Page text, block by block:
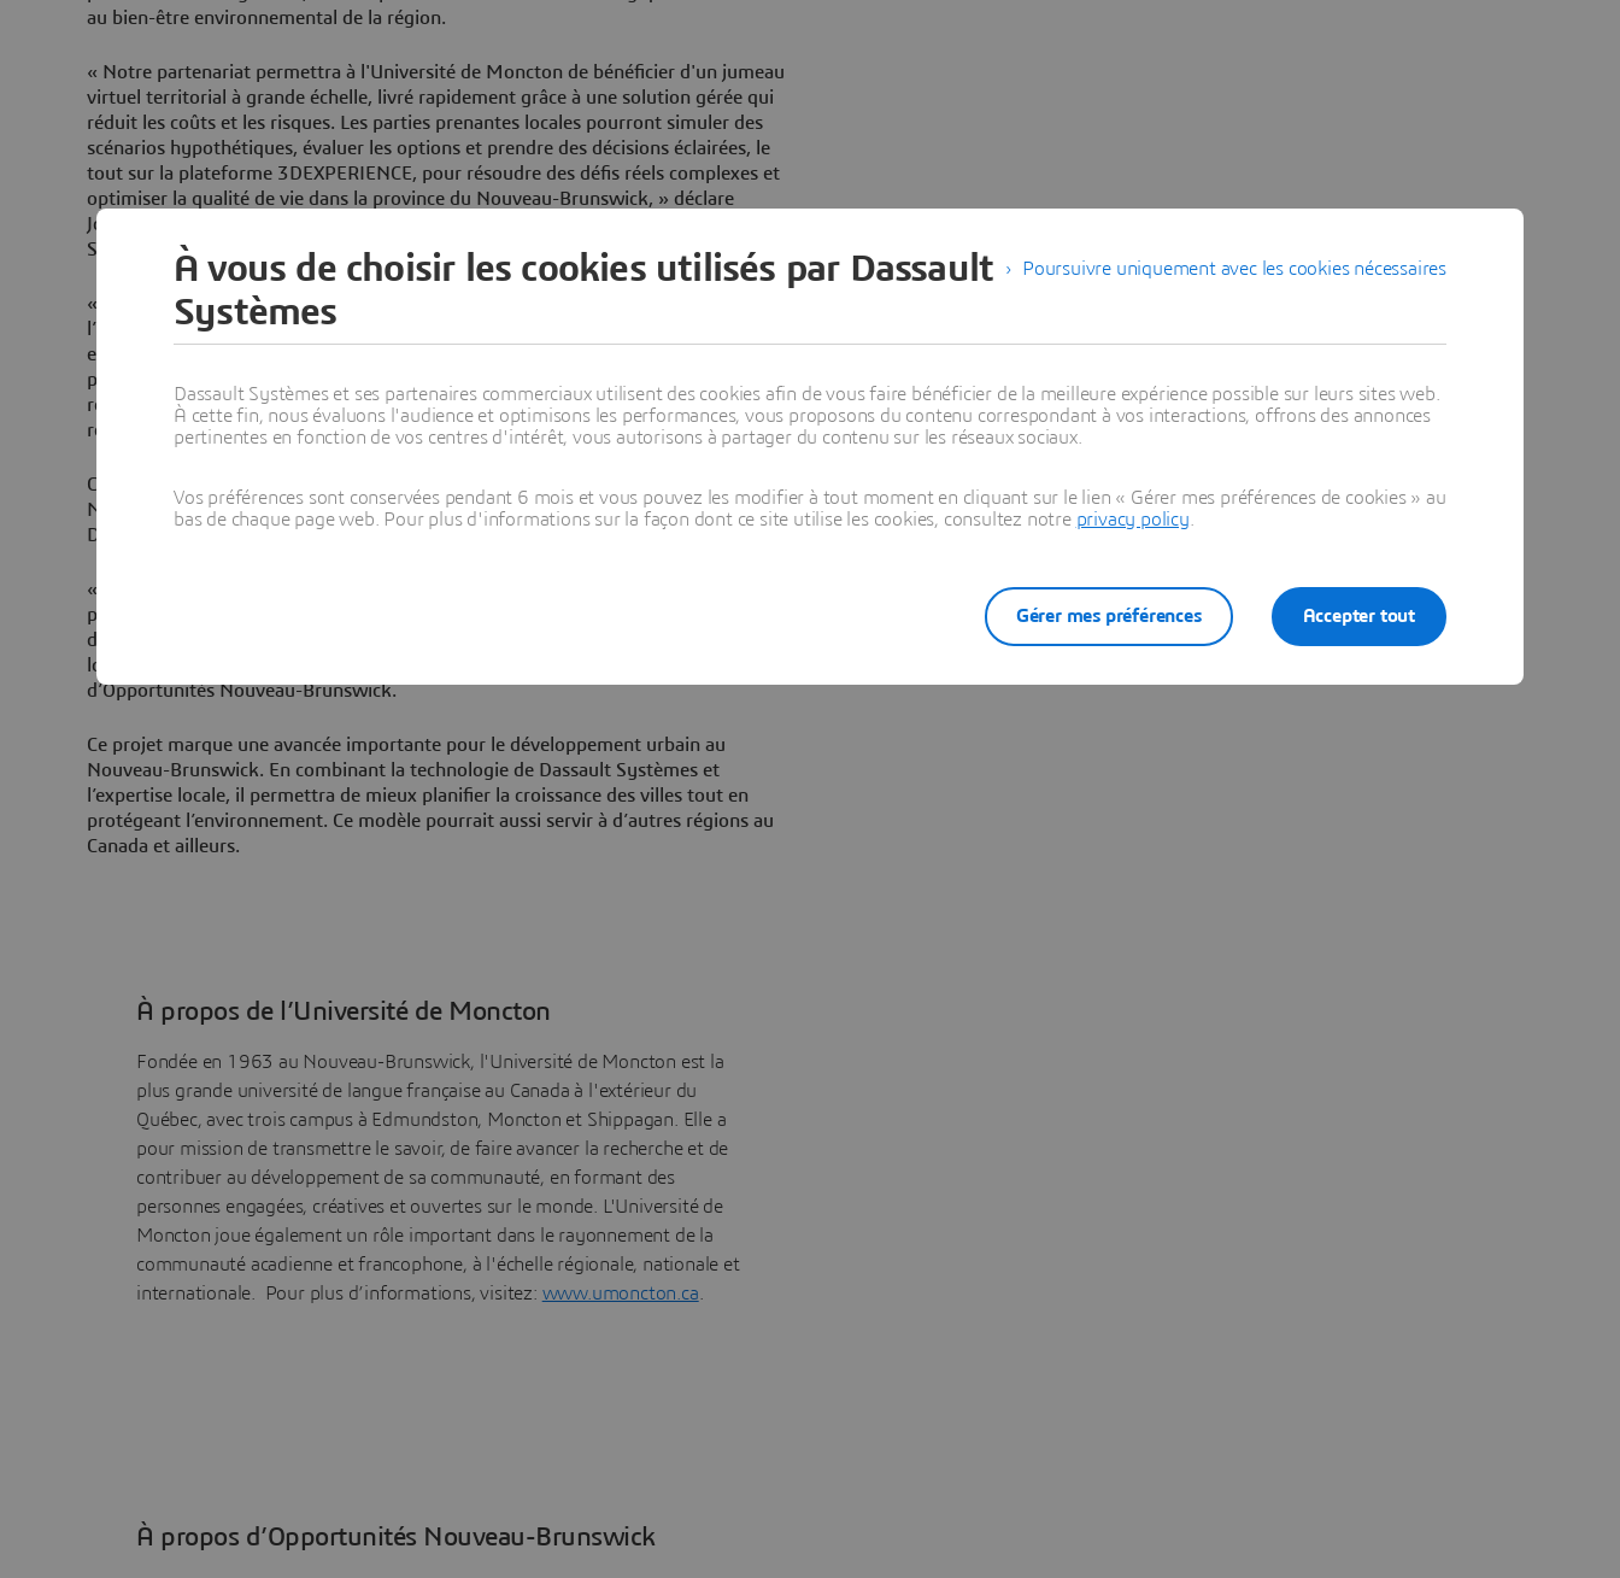
au bien-être environnemental de la région.
« Notre partenariat permettra à l'Université de Moncton de bénéficier d'un jumeau
virtuel territorial à grande échelle, livré rapidement grâce à une solution gérée qui
réduit les coûts et les risques. Les parties prenantes locales pourront simuler des
scénarios hypothétiques, évaluer les options et prendre des décisions éclairées, le
tout sur la plateforme 3DEXPERIENCE, pour résoudre des défis réels complexes et
optimiser la qualité de vie dans la province du Nouveau-Brunswick, » déclare
Josephine Ong, Vice-Présidente, Industrie des Villes et Services Publics, Dassault
Systèmes.
« Ce partenariat avec Dassault Systèmes positionne l’Université de Moncton à
l’avant-garde de l’innovation numérique appliquée aux enjeux urbains et
environnementaux. Nous sommes fiers de mettre notre expertise au service d’un
projet à fort impact régional et international », souligne Francis LeBlanc, vice-
recteur adjoint à la recherche et doyen de Faculté des études supérieures et de la
recherche, l’Université de Moncton.
Cette collaboration a été rendue possible grâce au soutien d’Opportunités
Nouveau-Brunswick (ONB), qui a joué un rôle clé dans l’établissement du lien entre
Dassault Systèmes et l’Université de Moncton.
« Le Nouveau-Brunswick est un foyer d’innovation et de collaboration. Ce
partenariat démontre la puissance des liens entre la recherche, l’industrie et le
développement régional. Ensemble, nous créons des solutions qui ont un impact
local et un potentiel global », déclare Luke Randall, ministre responsable
d’Opportunités Nouveau-Brunswick.
Ce projet marque une avancée importante pour le développement urbain au
Nouveau-Brunswick. En combinant la technologie de Dassault Systèmes et
l’expertise locale, il permettra de mieux planifier la croissance des villes tout en
protégeant l’environnement. Ce modèle pourrait aussi servir à d’autres régions au
Canada et ailleurs.
À propos de l’Université de Moncton
Fondée en 1963 au Nouveau-Brunswick, l'Université de Moncton est la
plus grande université de langue française au Canada à l'extérieur du
Québec, avec trois campus à Edmundston, Moncton et Shippagan. Elle a
pour mission de transmettre le savoir, de faire avancer la recherche et de
contribuer au développement de sa communauté, en formant des
personnes engagées, créatives et ouvertes sur le monde. L'Université de
Moncton joue également un rôle important dans le rayonnement de la
communauté acadienne et francophone, à l'échelle régionale, nationale et
internationale. Pour plus d’informations, visitez: www.umoncton.ca
À propos d’Opportunités Nouveau-Brunswick
Poursuivre uniquement avec les cookies nécessaires
À vous de choisir les cookies utilisés par Dassault
Systèmes
Dassault Systèmes et ses partenaires commerciaux utilisent des cookies afin de vous faire bénéficier de la meilleure expérience possible sur leurs sites web.
À cette fin, nous évaluons l'audience et optimisons les performances, vous proposons du contenu correspondant à vos interactions, offrons des annonces
pertinentes en fonction de vos centres d'intérêt, vous autorisons à partager du contenu sur les réseaux sociaux.
Vos préférences sont conservées pendant 6 mois et vous pouvez les modifier à tout moment en cliquant sur le lien « Gérer mes préférences de cookies » au
bas de chaque page web. Pour plus d'informations sur la façon dont ce site utilise les cookies, consultez notre privacy policy
Accepter tout
Gérer mes préférences